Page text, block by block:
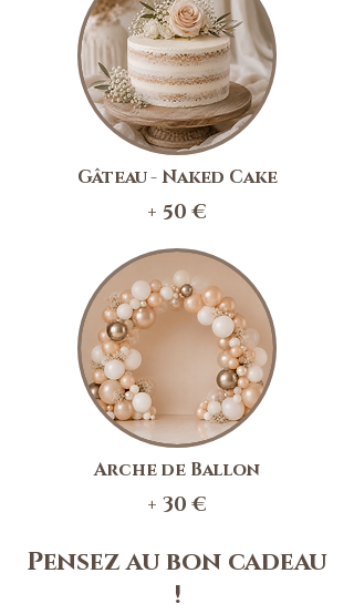
Gâteau - Naked Cake
+ 50 €
Arche de Ballon
+ 30 €
Pensez au bon cadeau
!